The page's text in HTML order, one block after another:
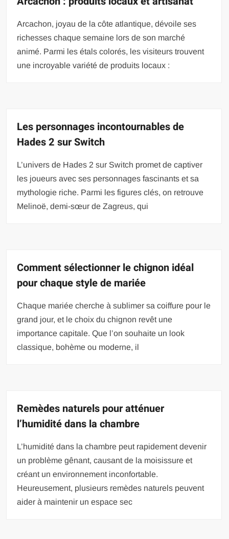
Arcachon, joyau de la côte atlantique, dévoile ses
richesses chaque semaine lors de son marché
animé. Parmi les étals colorés, les visiteurs trouvent
une incroyable variété de produits locaux :
Les personnages incontournables de
Hades 2 sur Switch
L’univers de Hades 2 sur Switch promet de captiver
les joueurs avec ses personnages fascinants et sa
mythologie riche. Parmi les figures clés, on retrouve
Melinoë, demi-sœur de Zagreus, qui
Comment sélectionner le chignon idéal
pour chaque style de mariée
Chaque mariée cherche à sublimer sa coiffure pour le
grand jour, et le choix du chignon revêt une
importance capitale. Que l’on souhaite un look
classique, bohème ou moderne, il
Remèdes naturels pour atténuer
l’humidité dans la chambre
L’humidité dans la chambre peut rapidement devenir
un problème gênant, causant de la moisissure et
créant un environnement inconfortable.
Heureusement, plusieurs remèdes naturels peuvent
aider à maintenir un espace sec